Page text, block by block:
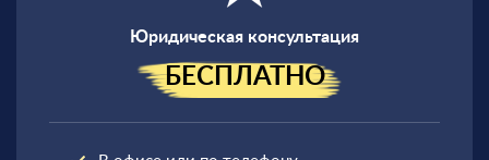
Юридическая консультация
БЕСПЛАТНО